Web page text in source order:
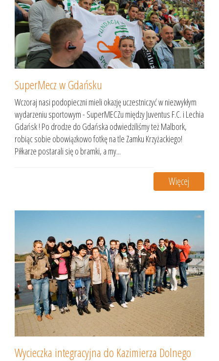
SuperMecz w Gdańsku
Wczoraj nasi podopieczni mieli okazję uczestniczyć w niezwykłym
wydarzeniu sportowym - SuperMECZu między Juventus F.C. i Lechia
Gdańsk ! Po drodze do Gdańska odwiedziliśmy też Malbork,
robiąc sobie obowiązkowo fotkę na tle Zamku Krzyżackiego!
Piłkarze postarali się o bramki, a my...
Więcej
Wycieczka integracyjna do Kazimierza Dolnego